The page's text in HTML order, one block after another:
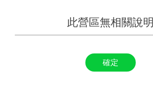
此營區無相關說明
確定